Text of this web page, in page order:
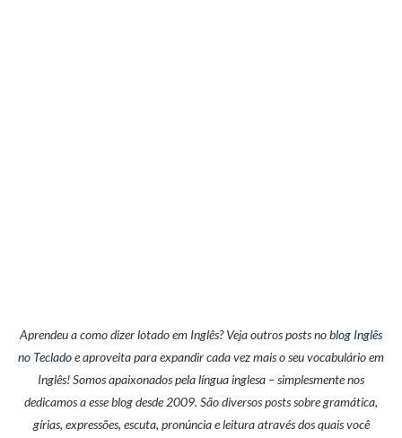
Aprendeu a como dizer lotado em Inglês? Veja outros posts noblog Inglês
no Tecladoe aproveita para expandir cada vez mais o seu vocabulário em
Inglês! Somos apaixonados pela língua inglesa – simplesmente nos
dedicamos a esse blog desde 2009. São diversos posts sobre gramática,
gírias, expressões, escuta, pronúncia e leitura através dos quais você